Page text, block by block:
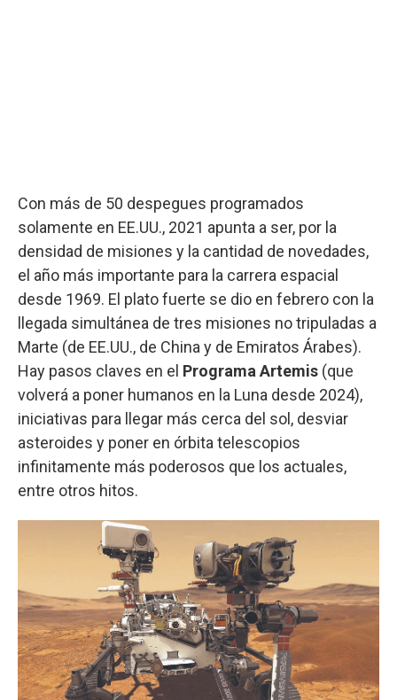
Con más de 50 despegues programados
solamente en EE.UU., 2021 apunta a ser, por la
densidad de misiones y la cantidad de novedades,
el año más importante para la carrera espacial
desde 1969. El plato fuerte se dio en febrero con la
llegada simultánea de tres misiones no tripuladas a
Marte (de EE.UU., de China y de Emiratos Árabes).
Hay pasos claves en el Programa Artemis (que
volverá a poner humanos en la Luna desde 2024),
iniciativas para llegar más cerca del sol, desviar
asteroides y poner en órbita telescopios
infinitamente más poderosos que los actuales,
entre otros hitos.